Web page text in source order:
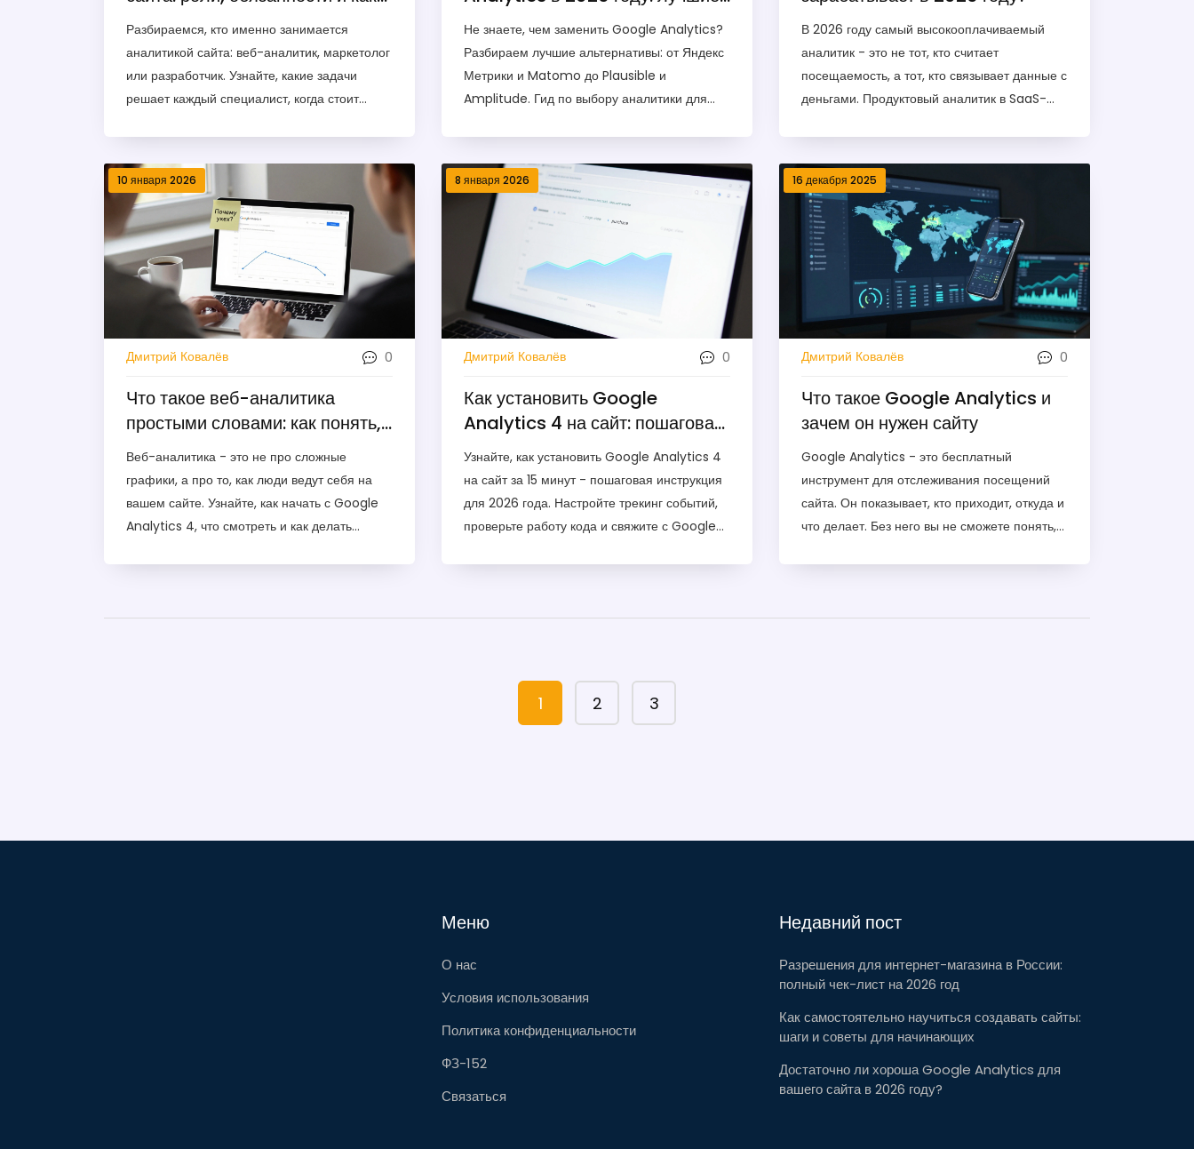
выбрать специалиста
Разбираемся, кто именно занимается
аналитикой сайта: веб-аналитик, маркетолог
или разработчик. Узнайте, какие задачи
решает каждый специалист, когда стоит
альтернативы для анализа
сайта
Не знаете, чем заменить Google Analytics?
Разбираем лучшие альтернативы: от Яндекс
Метрики и Matomo до Plausible и
Amplitude. Гид по выбору аналитики для
В 2026 году самый высокооплачиваемый
аналитик - это не тот, кто считает
посещаемость, а тот, кто связывает данные с
деньгами. Продуктовый аналитик в SaaS-
10 января 2026
Дмитрий Ковалёв 0
Что такое веб-аналитика
простыми словами: как понять,
что происходит на вашем сайте
Веб-аналитика - это не про сложные
графики, а про то, как люди ведут себя на
вашем сайте. Узнайте, как начать с Google
Analytics 4, что смотреть и как делать
8 января 2026
Дмитрий Ковалёв 0
Как установить Google
Analytics 4 на сайт: пошаговая
инструкция для 2026 года
Узнайте, как установить Google Analytics 4
на сайт за 15 минут - пошаговая инструкция
для 2026 года. Настройте трекинг событий,
проверьте работу кода и свяжите с Google
16 декабря 2025
Дмитрий Ковалёв 0
Что такое Google Analytics и
зачем он нужен сайту
Google Analytics - это бесплатный
инструмент для отслеживания посещений
сайта. Он показывает, кто приходит, откуда и
что делает. Без него вы не сможете понять,
1 2 3
Меню
О нас
Условия использования
Политика конфиденциальности
ФЗ-152
Связаться
Недавний пост
Разрешения для интернет-магазина в России:
полный чек-лист на 2026 год
Как самостоятельно научиться создавать сайты:
шаги и советы для начинающих
Достаточно ли хороша Google Analytics для
вашего сайта в 2026 году?